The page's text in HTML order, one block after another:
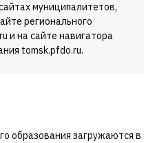
муниципалитетов,
регионального
и на сайте навигатора
tomsk.pfdo.ru.
образования загружаются в